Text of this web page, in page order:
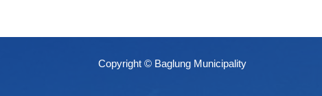
Copyright © Baglung Municipality